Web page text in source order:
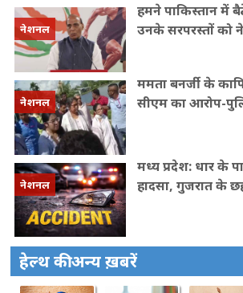
नेशनल
हमने पाकिस्तान में
उनके सरपरस्तों को
नेशनल
ममता बनर्जी के
सीएम का आरोप-
नेशनल
मध्य प्रदेश: धार के
हादसा, गुजरात के
हेल्थ की अन्य ख़बरें